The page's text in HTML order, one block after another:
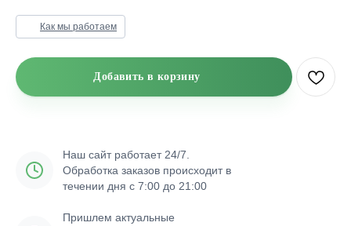
Как мы работаем
Добавить в корзину
Наш сайт работает 24/7.
Обработка заказов происходит в
течении дня с 7:00 до 21:00
Пришлем актуальные